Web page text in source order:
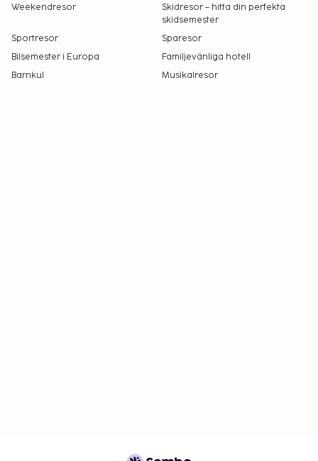
Weekendresor
Skidresor – hitta din perfekta
skidsemester
Sportresor
Sparesor
Bilsemester i Europa
Familjevänliga hotell
Barnkul
Musikalresor